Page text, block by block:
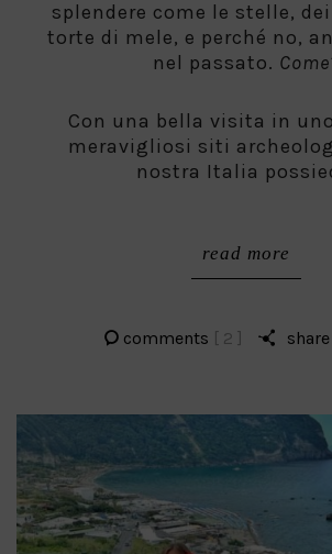
splendere come le stelle,
torte di mele, e perché no,
nel passato.
Con una bella visita in
meravigliosi siti
nostra Italia
read more
comments [ 2 ] share